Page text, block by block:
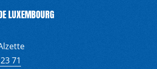
LUXEMBOURG
71